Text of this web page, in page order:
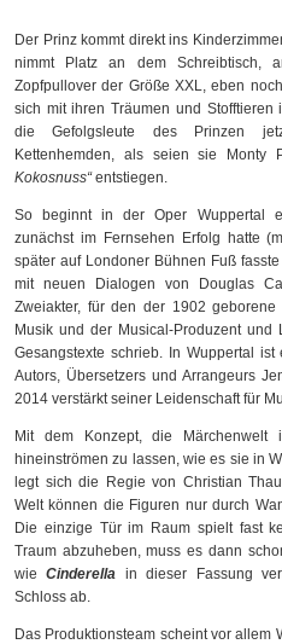
Der Prinz kommt direkt ins
nimmt Platz an dem Schreibtisch,
Zopfpullover der Größe XXL, eben
sich mit ihren Träumen und
die Gefolgsleute des Prinzen
Kettenhemden, als seien sie Monty
Kokosnuss“entstiegen.
So beginnt in der Oper Wuppertal
zunächst im Fernsehen Erfolg hatte
später auf Londoner Bühnen Fuß
mit neuen Dialogen von Douglas
Zweiakter, für den der 1902
Musik und der Musical-Produzent und
Gesangstexte schrieb. In Wuppertal
Autors, Übersetzers und Arrangeurs
2014 verstärkt seiner Leidenschaft für
Mit dem Konzept, die Märchenwelt
hineinströmen zu lassen, wie es sie in
legt sich die Regie von Christian
Welt können die Figuren nur durch
Die einzige Tür im Raum spielt fast
Traum abzuheben, muss es dann
wieCinderella
in dieser Fassung
Schloss ab.
Das Produktionsteam scheint vor allem